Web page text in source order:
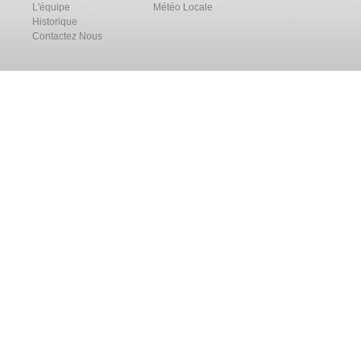
L'équipe
Historique
Contactez Nous
Météo Locale